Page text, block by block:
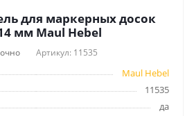
для маркерных досок
мм Maul Hebel
Артикул: 11535
Maul Hebel
11535
да